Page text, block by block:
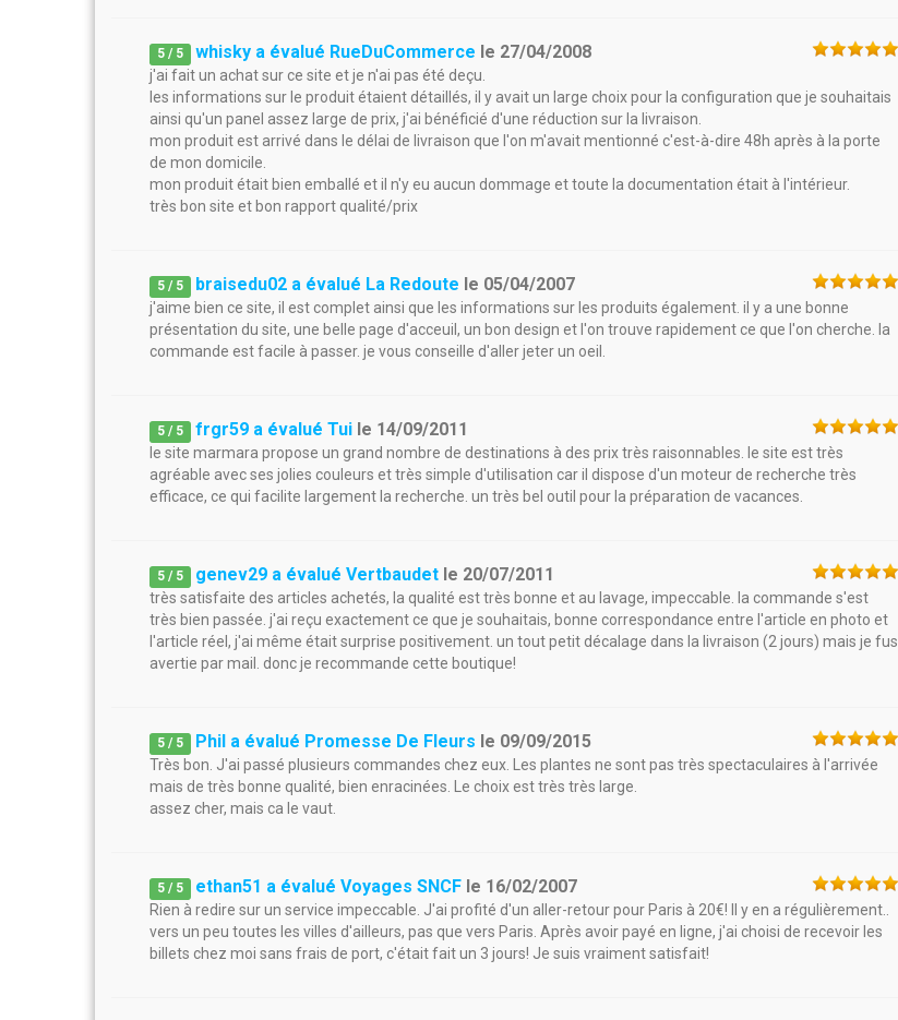
5 / 5 whisky a évalué RueDuCommerce le 27/04/2008
j'ai fait un achat sur ce site et je n'ai pas été deçu.
les informations sur le produit étaient détaillés, il y avait un large choix pour la configuration que je souhaitais
ainsi qu'un panel assez large de prix, j'ai bénéficié d'une réduction sur la livraison.
mon produit est arrivé dans le délai de livraison que l'on m'avait mentionné c'est-à-dire 48h après à la porte
de mon domicile.
mon produit était bien emballé et il n'y eu aucun dommage et toute la documentation était à l'intérieur.
très bon site et bon rapport qualité/prix
5 / 5 braisedu02 a évalué La Redoute le 05/04/2007
j'aime bien ce site, il est complet ainsi que les informations sur les produits également. il y a une bonne
présentation du site, une belle page d'acceuil, un bon design et l'on trouve rapidement ce que l'on cherche. la
commande est facile à passer. je vous conseille d'aller jeter un oeil.
5 / 5 frgr59 a évalué Tui le 14/09/2011
le site marmara propose un grand nombre de destinations à des prix très raisonnables. le site est très
agréable avec ses jolies couleurs et très simple d'utilisation car il dispose d'un moteur de recherche très
efficace, ce qui facilite largement la recherche. un très bel outil pour la préparation de vacances.
5 / 5 genev29 a évalué Vertbaudet le 20/07/2011
très satisfaite des articles achetés, la qualité est très bonne et au lavage, impeccable. la commande s'est
très bien passée. j'ai reçu exactement ce que je souhaitais, bonne correspondance entre l'article en photo et
l'article réel, j'ai même était surprise positivement. un tout petit décalage dans la livraison (2 jours) mais je fus
avertie par mail. donc je recommande cette boutique!
5 / 5 Phil a évalué Promesse De Fleurs le 09/09/2015
Très bon. J'ai passé plusieurs commandes chez eux. Les plantes ne sont pas très spectaculaires à l'arrivée
mais de très bonne qualité, bien enracinées. Le choix est très très large.
assez cher, mais ca le vaut.
5 / 5 ethan51 a évalué Voyages SNCF le 16/02/2007
Rien à redire sur un service impeccable. J'ai profité d'un aller-retour pour Paris à 20€! Il y en a régulièrement..
vers un peu toutes les villes d'ailleurs, pas que vers Paris. Après avoir payé en ligne, j'ai choisi de recevoir les
billets chez moi sans frais de port, c'était fait un 3 jours! Je suis vraiment satisfait!